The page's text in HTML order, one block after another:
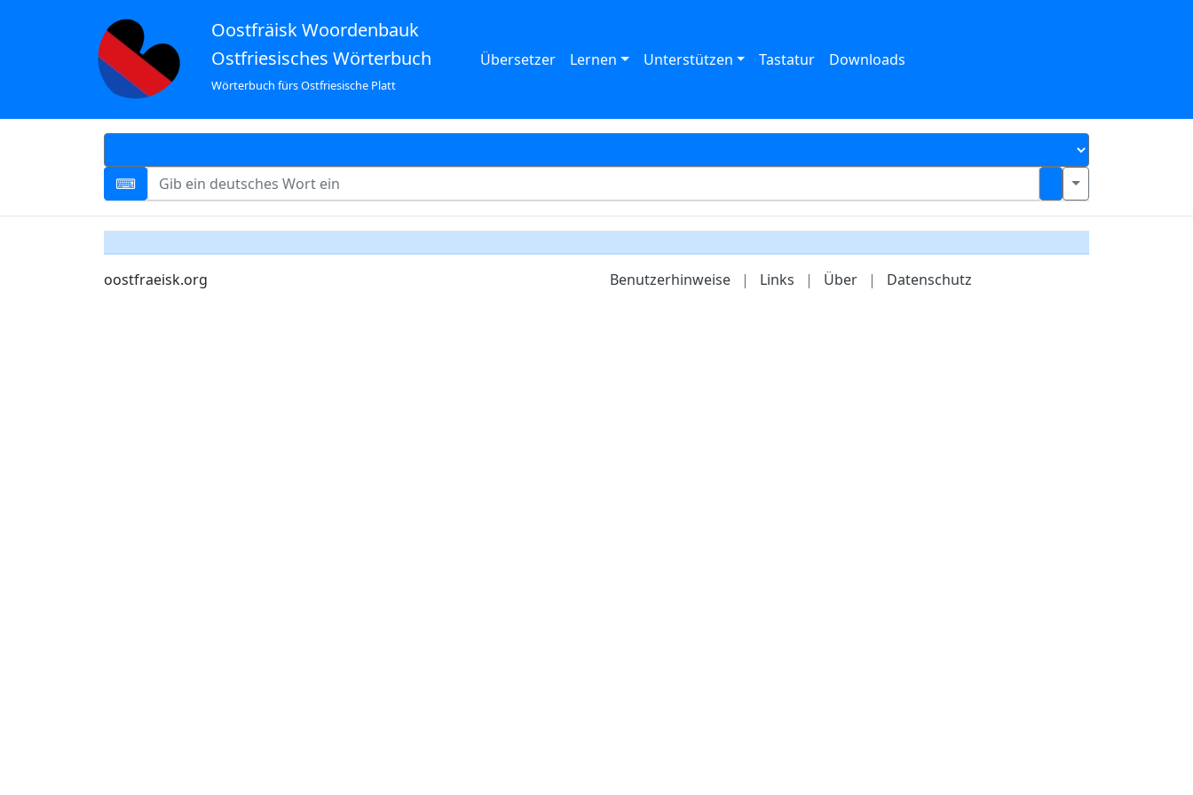
Oostfräisk Woordenbauk
Ostfriesisches Wörterbuch
Wörterbuch fürs Ostfriesische Platt
Übersetzer Lernen Unterstützen Tastatur Downloads
oostfraeisk.org Benutzerhinweise | Links | Über | Datenschutz